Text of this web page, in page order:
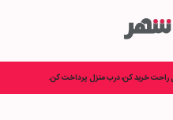
راحت خرید کن، درب منزل پرداخت کن.